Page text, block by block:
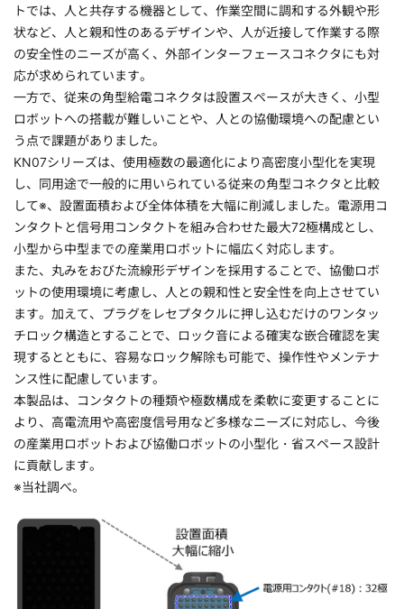
トでは、人と共存する機器として、作業空間に調和する外観や形
状など、人と親和性のあるデザインや、人が近接して作業する際
の安全性のニーズが高く、外部インターフェースコネクタにも対
応が求められています。
一方で、従来の角型給電コネクタは設置スペースが大きく、小型
ロボットへの搭載が難しいことや、人との協働環境への配慮とい
う点で課題がありました。
KN07シリーズは、使用極数の最適化により高密度小型化を実現
し、同用途で一般的に用いられている従来の角型コネクタと比較
して※、設置面積および全体体積を大幅に削減しました。電源用コ
ンタクトと信号用コンタクトを組み合わせた最大72極構成とし、
小型から中型までの産業用ロボットに幅広く対応します。
また、丸みをおびた流線形デザインを採用することで、協働ロボ
ットの使用環境に考慮し、人との親和性と安全性を向上させてい
ます。加えて、プラグをレセプタクルに押し込むだけのワンタッ
チロック構造とすることで、ロック音による確実な嵌合確認を実
現するとともに、容易なロック解除も可能で、操作性やメンテナ
ンス性に配慮しています。
本製品は、コンタクトの種類や極数構成を柔軟に変更することに
より、高電流用や高密度信号用など多様なニーズに対応し、今後
の産業用ロボットおよび協働ロボットの小型化・省スペース設計
に貢献します。
※当社調べ。